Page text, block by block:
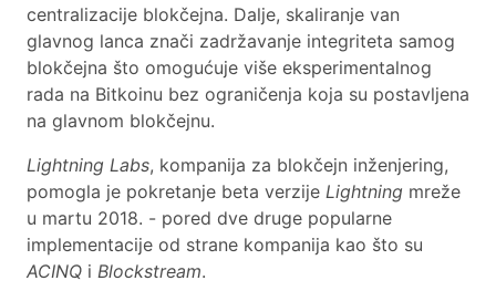
centralizacije blokčejna. Dalje, skaliranje van
glavnog lanca znači zadržavanje integriteta samog
blokčejna što omogućuje više eksperimentalnog
rada na Bitkoinu bez ograničenja koja su postavljena
na glavnom blokčejnu.
Lightning Labs, kompanija za blokčejn inženjering,
pomogla je pokretanje beta verzije Lightning mreže
u martu 2018. - pored dve druge popularne
implementacije od strane kompanija kao što su
ACINQ i Blockstream.